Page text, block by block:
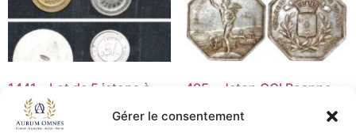
Gérer le consentement
1441 – Lot de 5 jetons à
consommer – TB+/TTB
20,00€
495 – Jeton CCI Roanne
25,00